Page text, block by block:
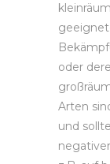
oder
Arten
und